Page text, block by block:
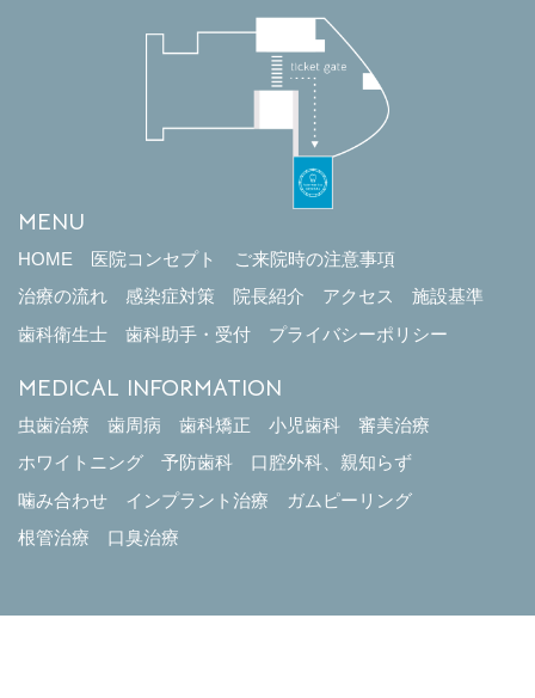
MENU
HOME 医院コンセプト
ご来院時の注意事項
治療の流れ
感染症対策 院長紹介 アクセス
施設基準
歯科衛生士
歯科助手・受付 プライバシーポリシー
MEDICAL INFORMATION
虫歯治療 歯周病 歯科矯正 小児歯科
審美治療
ホワイトニング
予防歯科
口腔外科、親知らず
噛み合わせ
インプラント治療
ガムピーリング
根管治療
口臭治療